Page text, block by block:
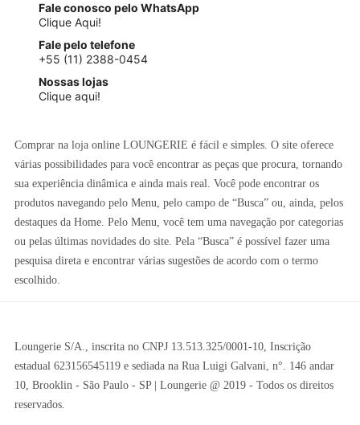
Fale conosco pelo WhatsApp
Clique Aqui!
Fale pelo telefone
+55 (11) 2388-0454
Nossas lojas
Clique aqui!
Comprar na loja online LOUNGERIE é fácil e simples. O site oferece
várias possibilidades para você encontrar as peças que procura, tornando
sua experiência dinâmica e ainda mais real. Você pode encontrar os
produtos navegando pelo Menu, pelo campo de “Busca” ou, ainda, pelos
destaques da Home. Pelo Menu, você tem uma navegação por categorias
ou pelas últimas novidades do site. Pela “Busca” é possível fazer uma
pesquisa direta e encontrar várias sugestões de acordo com o termo
escolhido.
Loungerie S/A., inscrita no CNPJ 13.513.325/0001-10, Inscrição
estadual 623156545119 e sediada na Rua Luigi Galvani, n°. 146 andar
10, Brooklin - São Paulo - SP | Loungerie @ 2019 - Todos os direitos
reservados.